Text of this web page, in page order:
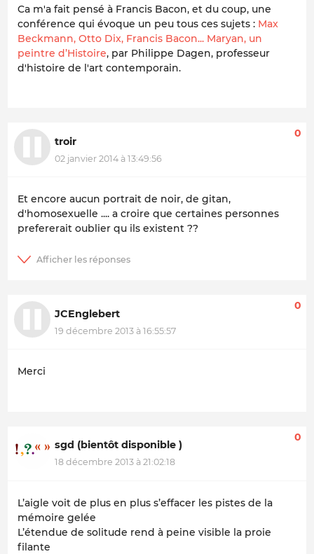
Ca m'a fait pensé à Francis Bacon, et du coup, une
conférence qui évoque un peu tous ces sujets : Max
Beckmann, Otto Dix, Francis Bacon... Maryan, un
peintre d’Histoire, par Philippe Dagen, professeur
d'histoire de l'art contemporain.
troir
02 janvier 2014 à 13:49:56
0
Et encore aucun portrait de noir, de gitan,
d'homosexuelle .... a croire que certaines personnes
prefererait oublier qu ils existent ??
JCEnglebert
19 décembre 2013 à 16:55:57
0
Merci
sgd (bientôt disponible )
18 décembre 2013 à 21:02:18
0
L’aigle voit de plus en plus s’effacer les pistes de la
mémoire gelée
L’étendue de solitude rend à peine visible la proie
filante